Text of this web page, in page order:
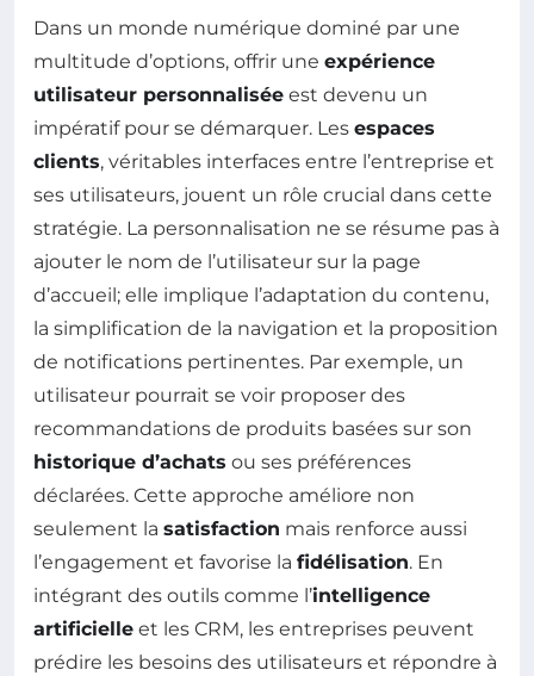
Dans un monde numérique dominé par une
multitude d’options, offrir une expérience
utilisateur personnalisée est devenu un
impératif pour se démarquer. Les espaces
clients, véritables interfaces entre l’entreprise et
ses utilisateurs, jouent un rôle crucial dans cette
stratégie. La personnalisation ne se résume pas à
ajouter le nom de l’utilisateur sur la page
d’accueil; elle implique l’adaptation du contenu,
la simplification de la navigation et la proposition
de notifications pertinentes. Par exemple, un
utilisateur pourrait se voir proposer des
recommandations de produits basées sur son
historique d’achats ou ses préférences
déclarées. Cette approche améliore non
seulement la satisfaction mais renforce aussi
l’engagement et favorise la fidélisation. En
intégrant des outils comme l’intelligence
artificielle et les CRM, les entreprises peuvent
prédire les besoins des utilisateurs et répondre à